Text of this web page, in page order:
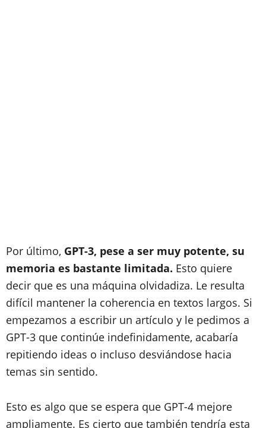
Por último, GPT-3, pese a ser muy potente, su
memoria es bastante limitada. Esto quiere
decir que es una máquina olvidadiza. Le resulta
difícil mantener la coherencia en textos largos. Si
empezamos a escribir un artículo y le pedimos a
GPT-3 que continúe indefinidamente, acabaría
repitiendo ideas o incluso desviándose hacia
temas sin sentido.
Esto es algo que se espera que GPT-4 mejore
ampliamente. Es cierto que también tendría esta